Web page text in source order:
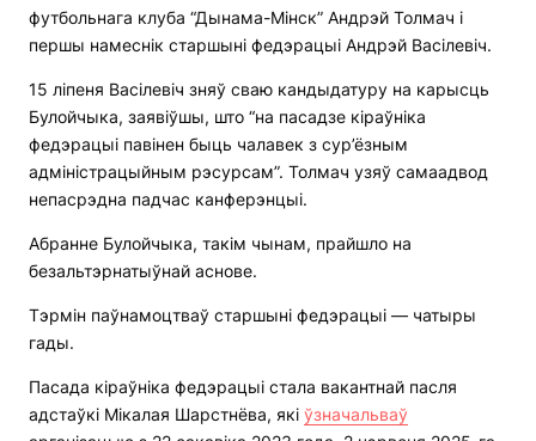
футбольнага клуба “Дынама-Мінск” Андрэй Толмач і
першы намеснік старшыні федэрацыі Андрэй Васілевіч.
15 ліпеня Васілевіч зняў сваю кандыдатуру на карысць
Булойчыка, заявіўшы, што “на пасадзе кіраўніка
федэрацыі павінен быць чалавек з сур’ёзным
адміністрацыйным рэсурсам”. Толмач узяў самаадвод
непасрэдна падчас канферэнцыі.
Абранне Булойчыка, такім чынам, прайшло на
безальтэрнатыўнай аснове.
Тэрмін паўнамоцтваў старшыні федэрацыі — чатыры
гады.
Пасада кіраўніка федэрацыі стала вакантнай пасля
адстаўкі Мікалая Шарстнёва, які ўзначальваў